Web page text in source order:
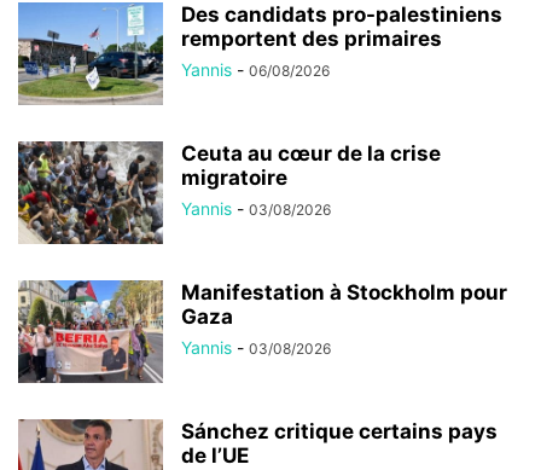
Des candidats pro-palestiniens
remportent des primaires
Yannis - 06/08/2026
Ceuta au cœur de la crise
migratoire
Yannis - 03/08/2026
Manifestation à Stockholm pour
Gaza
Yannis - 03/08/2026
Sánchez critique certains pays
de l’UE